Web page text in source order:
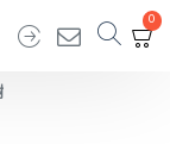
0